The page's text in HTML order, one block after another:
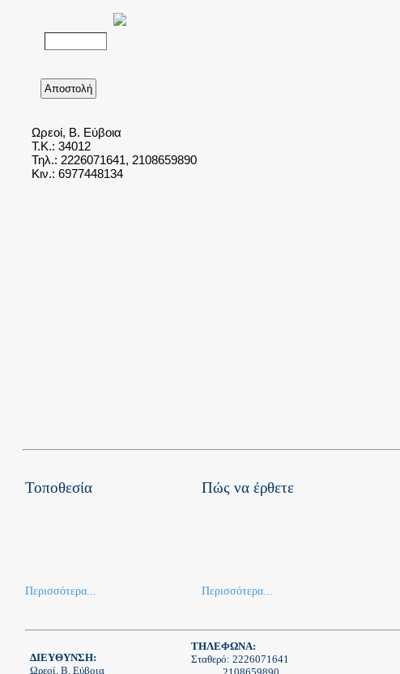
Αποστολή
Ωρεοί, Β. Εύβοια
Τ.Κ.: 34012
Τηλ.: 2226071641, 2108659890
Κιν.: 6977448134
Τοποθεσία Πώς να έρθετε
Περισσότερα... Περισσότερα...
ΔΙΕΥΘΥΝΣΗ:
Ωρεοί, Β. Εύβοια
ΤΗΛΕΦΩΝΑ:
Σταθερό: 2226071641